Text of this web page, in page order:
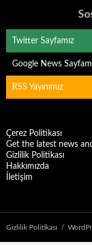
Twitter Sayfamız
Google News
RSS Yayınımız
Çerez Politikası
Get the latest news
Gizlilik Politikası
Hakkımızda
İletişim
Gizlilik Politikası